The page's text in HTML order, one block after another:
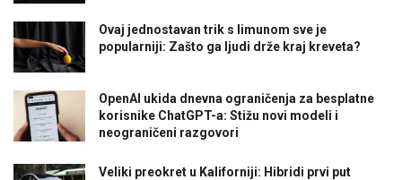
Ovaj jednostavan trik s limunom sve je
popularniji: Zašto ga ljudi drže kraj kreveta?
OpenAI ukida dnevna ograničenja za besplatne
korisnike ChatGPT-a: Stižu novi modeli i
neograničeni razgovori
Veliki preokret u Kaliforniji: Hibridi prvi put